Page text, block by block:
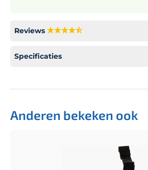
Reviews
Specificaties
Anderen bekeken ook